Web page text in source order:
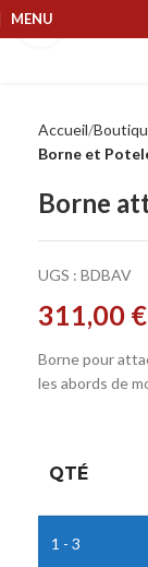
MENU
Accueil
Borne et
Borne
UGS : BDBAV
311,00 €
Borne pour
les abords de
QTÉ
1 - 3